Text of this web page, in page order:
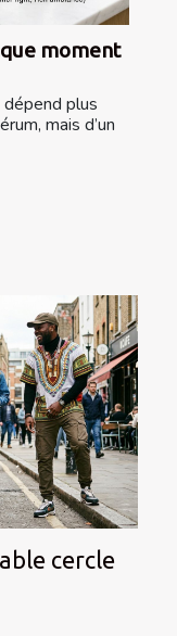
moment
plus
mais d’un
cercle